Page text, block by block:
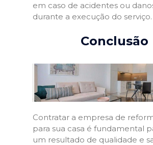
em caso de acidentes ou
durante a execução do serviço.
Conclusão
Contratar a empresa de
para sua casa é fundamental
um resultado de qualidade e